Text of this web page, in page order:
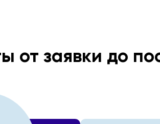
от заявки до